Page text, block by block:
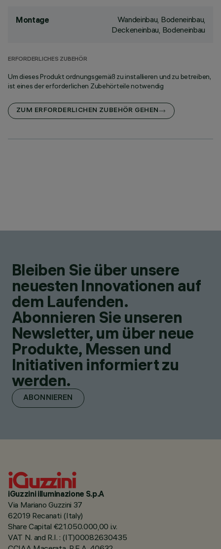
Montage
Wandeinbau, Bodeneinbau,
Deckeneinbau, Bodeneinbau
ERFORDERLICHES ZUBEHÖR
Um dieses Produkt ordnungsgemäß zu installieren und zu betreiben,
ist eines der erforderlichen Zubehörteile notwendig
ZUM ERFORDERLICHEN ZUBEHÖR GEHEN
Bleiben Sie über unsere
neuesten Innovationen auf
dem Laufenden.
Abonnieren Sie unseren
Newsletter, um über neue
Produkte, Messen und
Initiativen informiert zu
werden.
ABONNIEREN
iGuzzini illuminazione S.p.A
Via Mariano Guzzini 37
62019 Recanati (Italy)
Share Capital €21.050.000,00 i.v.
VAT N. and R.I. : (IT)00082630435